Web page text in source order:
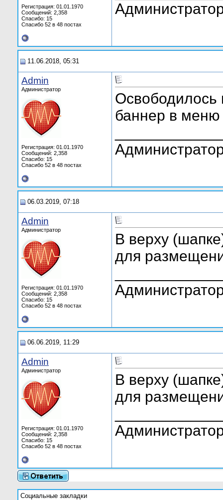
Регистрация: 01.01.1970
Сообщений: 2,358
Спасибо: 15
Спасибо 52 в 48 постах
11.06.2018, 05:31
Admin
Администратор
Регистрация: 01.01.1970
Сообщений: 2,358
Спасибо: 15
Спасибо 52 в 48 постах
баннер в
06.03.2019, 07:18
Admin
Администратор
Регистрация: 01.01.1970
Сообщений: 2,358
Спасибо: 15
Спасибо 52 в 48 постах
В верху
для
06.06.2019, 11:29
Admin
Администратор
Регистрация: 01.01.1970
Сообщений: 2,358
Спасибо: 15
Спасибо 52 в 48 постах
В верху
для
Социальные закладки